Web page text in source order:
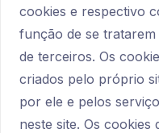
cookies e respectivo
função de se
de terceiros. Os
criados pelo próprio
por ele e pelos
neste site. Os